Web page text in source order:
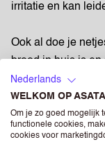
irritatie en kan
Ook al doe je
brood in huis is en
zijn er weer
over moet zeiken.
Een huisgenoot
Nederlands
WELKOM OP
Om je zo goed mogelijk
functionele cookies,
cookies voor